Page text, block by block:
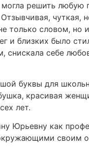
решить любую
только словом, но
и близких было
себе
буквы для
красивая
лет.
Юрьевну как
своим